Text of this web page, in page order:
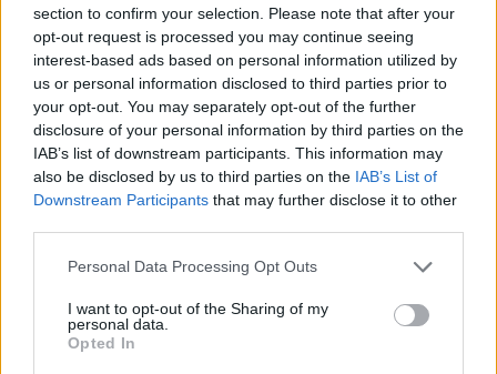
section to confirm your selection. Please note that after your
opt-out request is processed you may continue seeing
interest-based ads based on personal information utilized by
us or personal information disclosed to third parties prior to
your opt-out. You may separately opt-out of the further
disclosure of your personal information by third parties on the
IAB’s list of downstream participants. This information may
also be disclosed by us to third parties on the IAB’s List of
Downstream Participants that may further disclose it to other
Personal Data Processing Opt Outs
I want to opt-out of the Sharing of my
personal data.
Opted In
capitale umanoe alla nostracreatività. È necessario che tutte le
controparti adottino unavisione collettivanello sviluppo del loro
business, puntino sulle competenze delle persone, si considerino
cittadine di una comunità in cuiil digitale diventi il motore per
costruire un futuro più inclusivo e al contempo per avere un
business più competitivo”. Cogliere questa sfida e saper trarre
vantaggio dalla situazione attuale diventa quindi un imperativo: “È
un’occasione che non possiamo perdere. Il digitale offre alle aziende
la possibilità diripensare i propri processi e la propria operatività
ottenere più efficienza, produttività e tagliare i costi. Con il cloud è
nell’azienda la complessità, con l’IOT si possono far “parlare” gli asset
delle nostre imprese, raccogliere dati e informazioni con cui